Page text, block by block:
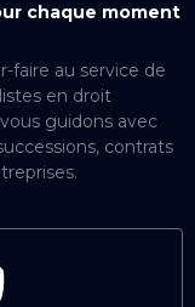
chaque moment
faire au service de
en droit
guidons avec
contrats